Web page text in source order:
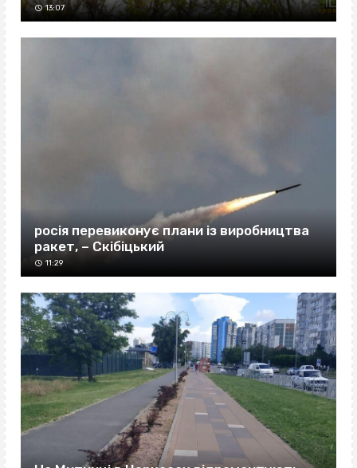
13:07
росія перевиконує плани із виробництва
ракет, – Скібіцький
11:29